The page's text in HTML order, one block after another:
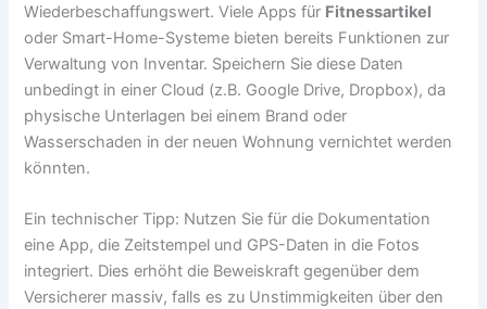
Wiederbeschaffungswert. Viele Apps für Fitnessartikel
oder Smart-Home-Systeme bieten bereits Funktionen zur
Verwaltung von Inventar. Speichern Sie diese Daten
unbedingt in einer Cloud (z.B. Google Drive, Dropbox), da
physische Unterlagen bei einem Brand oder
Wasserschaden in der neuen Wohnung vernichtet werden
könnten.
Ein technischer Tipp: Nutzen Sie für die Dokumentation
eine App, die Zeitstempel und GPS-Daten in die Fotos
integriert. Dies erhöht die Beweiskraft gegenüber dem
Versicherer massiv, falls es zu Unstimmigkeiten über den